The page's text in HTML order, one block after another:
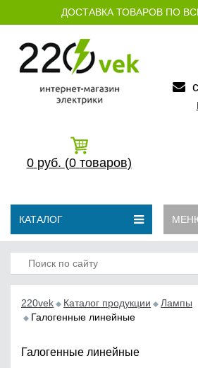
ДОСТАВКА ТОВАРОВ ПО
0 руб. (0 товаров)
КАТАЛОГ
220vek Каталог продукции
Лампы
Галогенные линейные
Галогенные линейные